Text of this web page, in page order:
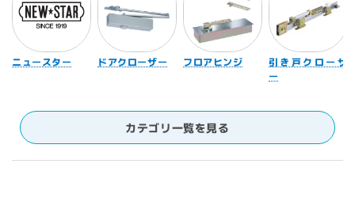
ニュースター ドアクローザー フロアヒンジ
引き戸クローザ
ー
カテゴリ一覧を見る